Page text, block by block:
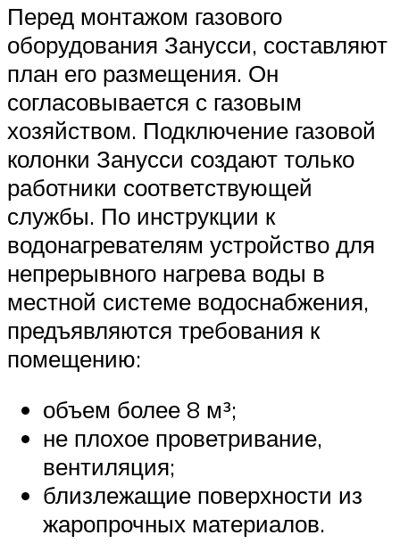
Перед монтажом газового
оборудования Занусси, составляют
план его размещения. Он
согласовывается с газовым
хозяйством. Подключение газовой
колонки Занусси создают только
работники соответствующей
службы. По инструкции к
водонагревателям устройство для
непрерывного нагрева воды в
местной системе водоснабжения,
предъявляются требования к
помещению:
объем более 8 м³;
не плохое проветривание,
вентиляция;
близлежащие поверхности из
жаропрочных материалов.